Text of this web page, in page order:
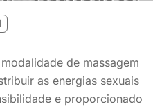
de massagem
as energias sexuais
e proporcionado